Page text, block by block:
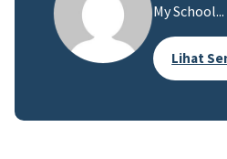
My
Lihat